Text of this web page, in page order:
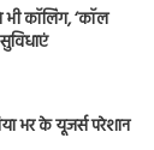
भी कॉलिंग, ‘कॉल
भर के यूजर्स परेशान